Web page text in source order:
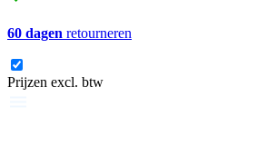
60 dagen retourneren
Prijzen excl. btw